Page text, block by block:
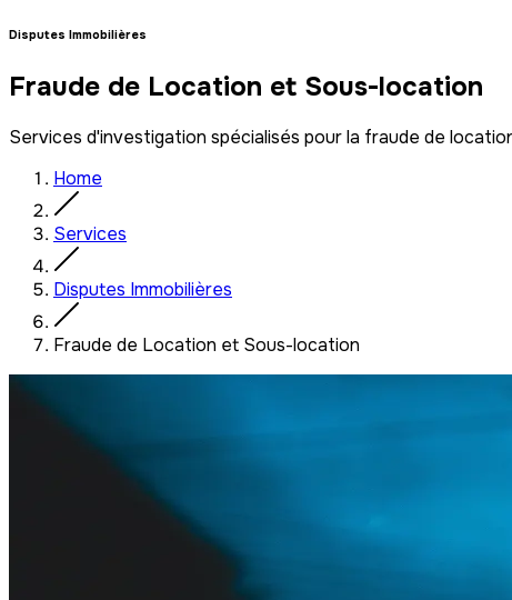
Disputes Immobilières
Fraude de Location et Sous-location
Services d'investigation spécialisés pour la fraude de
Home
Services
Disputes Immobilières
Fraude de Location et Sous-location